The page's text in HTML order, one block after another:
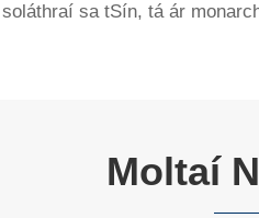
sa tSín, tá ár
Moltaí